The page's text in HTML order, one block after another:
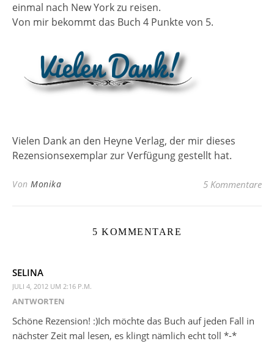
einmal nach New York zu reisen.
Von mir bekommt das Buch 4 Punkte von 5.
Vielen Dank an den Heyne Verlag, der mir dieses
Rezensionsexemplar zur Verfügung gestellt hat.
Von Monika 5 Kommentare
5 KOMMENTARE
SELINA
JULI 4, 2012 UM 2:16 P.M.
ANTWORTEN
Schöne Rezension! :)Ich möchte das Buch auf jeden Fall in
nächster Zeit mal lesen, es klingt nämlich echt toll *-*